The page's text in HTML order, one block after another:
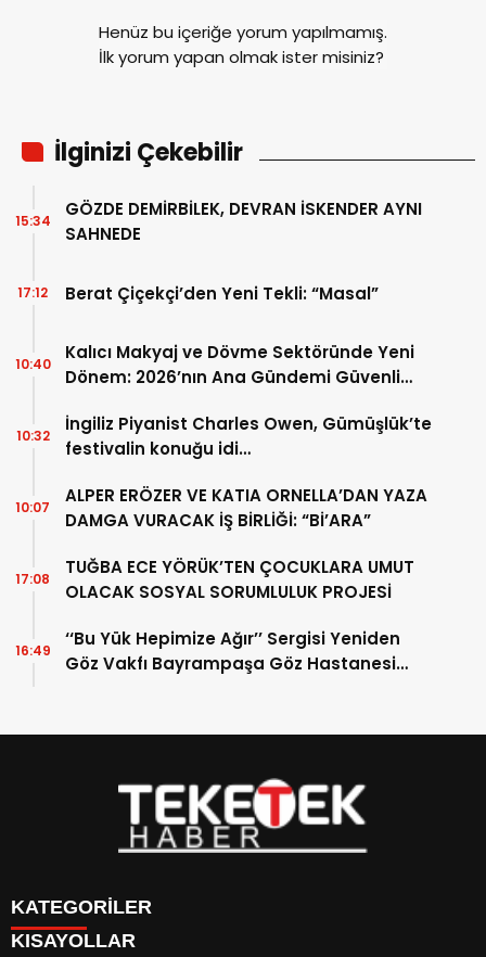
Henüz bu içeriğe yorum yapılmamış.
İlk yorum yapan olmak ister misiniz?
İlginizi Çekebilir
GÖZDE DEMİRBİLEK, DEVRAN İSKENDER AYNI
SAHNEDE
15:34
Berat Çiçekçi’den Yeni Tekli: “Masal”
17:12
Kalıcı Makyaj ve Dövme Sektöründe Yeni
Dönem: 2026’nın Ana Gündemi Güvenli
10:40
İngiliz Piyanist Charles Owen, Gümüşlük’te
festivalin konuğu idi…
10:32
ALPER ERÖZER VE KATIA ORNELLA’DAN YAZA
DAMGA VURACAK İŞ BİRLİĞİ: “Bİ’ARA”
10:07
TUĞBA ECE YÖRÜK’TEN ÇOCUKLARA UMUT
OLACAK SOSYAL SORUMLULUK PROJESİ
17:08
‘‘Bu Yük Hepimize Ağır’’ Sergisi Yeniden
Göz Vakfı Bayrampaşa Göz Hastanesi
16:49
KATEGORİLER
KISAYOLLAR